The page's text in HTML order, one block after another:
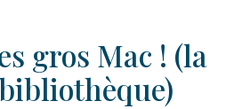
gros Mac ! (la